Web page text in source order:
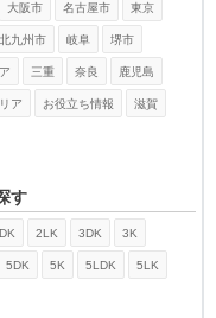
大阪市 名古屋市 東京
北九州市 岐阜 堺市
三重 奈良 鹿児島
ア お役立ち情報 滋賀
す
2LK 3DK 3K
5DK 5K 5LDK 5LK